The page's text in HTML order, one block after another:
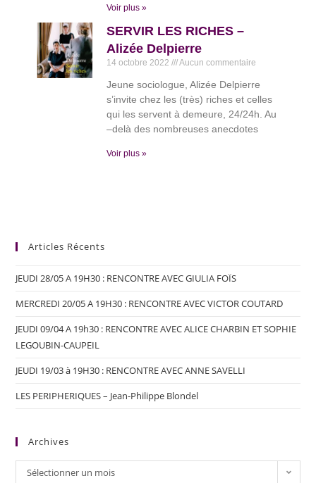
Voir plus »
SERVIR LES RICHES –
Alizée Delpierre
14 octobre 2022 Aucun commentaire
Jeune sociologue, Alizée Delpierre
s’invite chez les (très) riches et celles
qui les servent à demeure, 24/24h. Au
–delà des nombreuses anecdotes
Voir plus »
Articles Récents
JEUDI 28/05 A 19H30 : RENCONTRE AVEC GIULIA FOÏS
MERCREDI 20/05 A 19H30 : RENCONTRE AVEC VICTOR COUTARD
JEUDI 09/04 A 19h30 : RENCONTRE AVEC ALICE CHARBIN ET SOPHIE
LEGOUBIN-CAUPEIL
JEUDI 19/03 à 19H30 : RENCONTRE AVEC ANNE SAVELLI
LES PERIPHERIQUES – Jean-Philippe Blondel
Archives
Sélectionner un mois